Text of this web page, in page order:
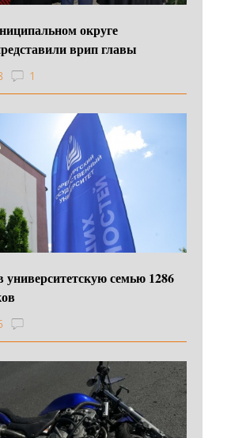
округе
врип главы
1
семью 1286